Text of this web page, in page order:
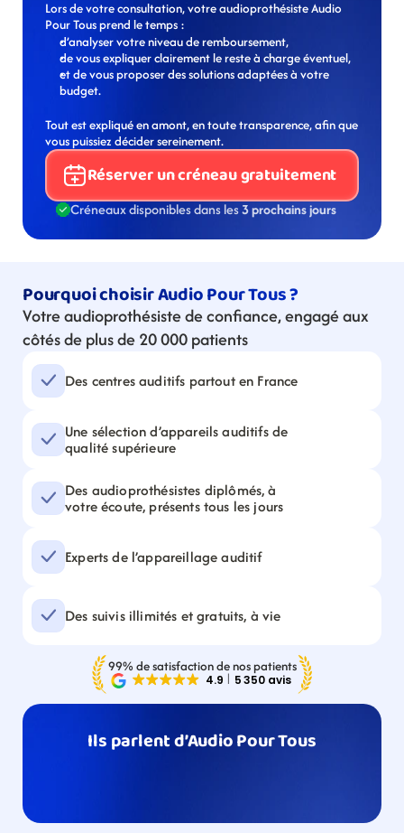
Lors de votre consultation, votre audioprothésiste Audio
Pour Tous prend le temps :
d’analyser votre niveau de remboursement,
de vous expliquer clairement le reste à charge éventuel,
et de vous proposer des solutions adaptées à votre
budget.
Tout est expliqué en amont, en toute transparence, afin que
vous puissiez décider sereinement.
Réserver un créneau gratuitement
Créneaux disponibles dans les 3 prochains jours
Pourquoi choisir Audio Pour Tous ?
Votre audioprothésiste de confiance, engagé aux
côtés de plus de 20 000 patients
Des centres auditifs partout en France
Une sélection d’appareils auditifs de
qualité supérieure
Des audioprothésistes diplômés, à
votre écoute, présents tous les jours
Experts de l’appareillage auditif
Des suivis illimités et gratuits, à vie
99% de satisfaction de nos patients
Ils parlent d’Audio Pour Tous